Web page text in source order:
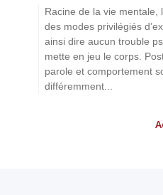
Racine de la vie mentale,
des modes privilégiés
ainsi dire aucun trouble
mette en jeu le corps.
parole et comportement
différemment...